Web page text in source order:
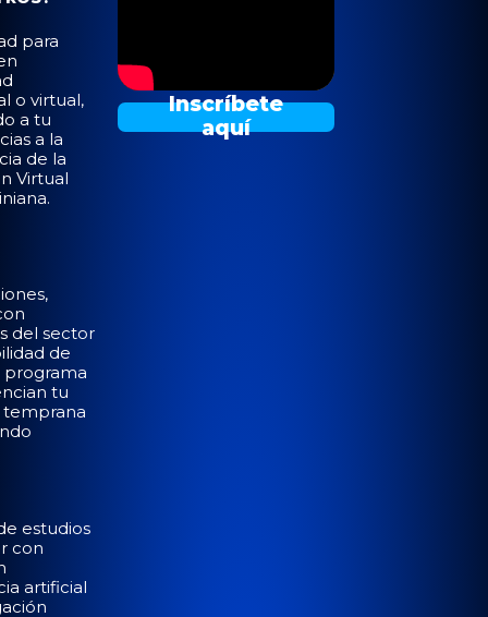
para
o virtual,
a tu
a la
de la
Virtual
del sector
de
tu
temprana
estudios
con
artificial
Inscríbete
aquí